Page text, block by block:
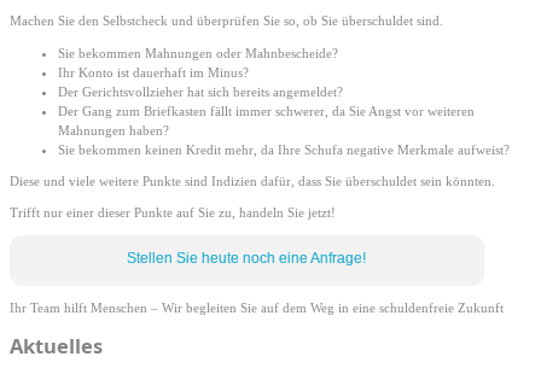
Machen Sie den Selbstcheck und überprüfen Sie so, ob Sie überschuldet sind.
Sie bekommen Mahnungen oder Mahnbescheide?
Ihr Konto ist dauerhaft im Minus?
Der Gerichtsvollzieher hat sich bereits angemeldet?
Der Gang zum Briefkasten fällt immer schwerer, da Sie Angst vor weiteren
Mahnungen haben?
Sie bekommen keinen Kredit mehr, da Ihre Schufa negative Merkmale aufweist?
Diese und viele weitere Punkte sind Indizien dafür, dass Sie überschuldet sein könnten.
Trifft nur einer dieser Punkte auf Sie zu, handeln Sie jetzt!
Stellen Sie heute noch eine Anfrage!
Ihr Team hilft Menschen – Wir begleiten Sie auf dem Weg in eine schuldenfreie Zukunft
Primary
Aktuelles